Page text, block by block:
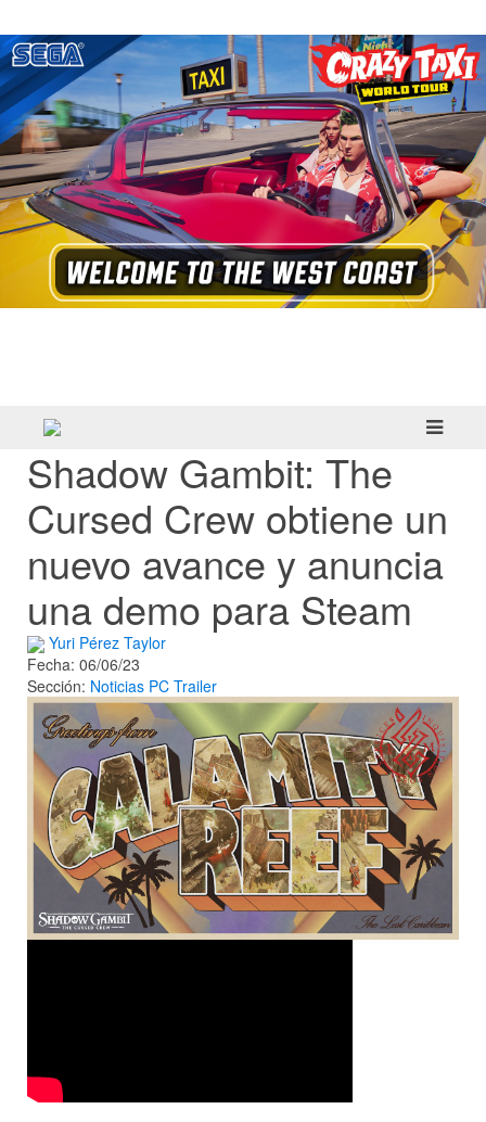
Shadow Gambit: The
Cursed Crew obtiene un
nuevo avance y anuncia
una demo para Steam
Yuri Pérez Taylor
Fecha: 06/06/23
Sección: Noticias PC Trailer